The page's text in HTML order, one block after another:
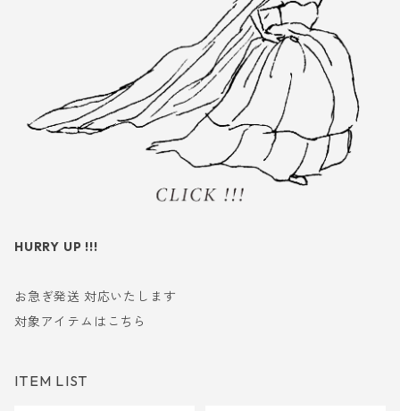
HURRY UP !!!
お急ぎ発送 対応いたします
対象アイテムはこちら
ITEM LIST